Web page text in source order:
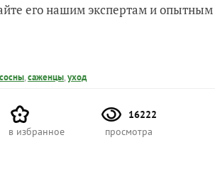
его нашим экспертам и
сосны,саженцы,уход
в избранное
16222
просмотра